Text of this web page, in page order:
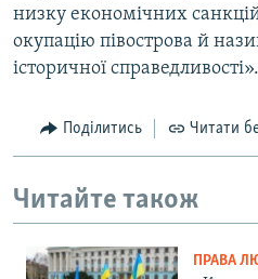
низку економічних
окупацію півострова й
історичної справедливості».
Поділитись Читати
Читайте також
ПРАВА